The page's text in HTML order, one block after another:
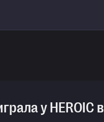
у HEROIC в